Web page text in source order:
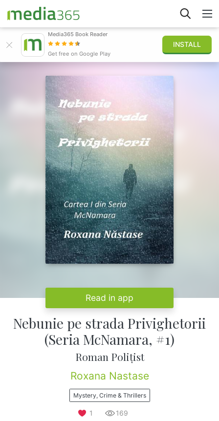
Publish
Media365 Book Reader
Get free on Google Play
INSTALL
Read in app
Nebunie pe strada Privighetorii
(Seria McNamara, #1)
Roman Polițist
Roxana Nastase
Mystery, Crime & Thrillers
1 169